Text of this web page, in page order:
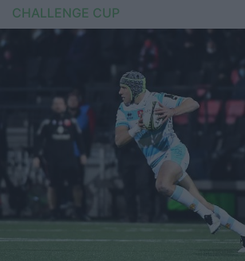
Nazionali giovanili
Rugby Sevens
FIR
Internazionale
6 Nazioni
United Rugby Championship
Top14
CHALLENGE CUP